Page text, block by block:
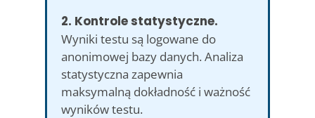
2. Kontrole statystyczne.
Wyniki testu są logowane do
anonimowej bazy danych. Analiza
statystyczna zapewnia
maksymalną dokładność i ważność
wyników testu.